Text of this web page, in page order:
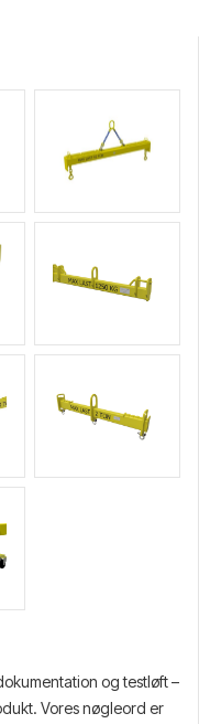
og testløft –
Vores nøgleord er